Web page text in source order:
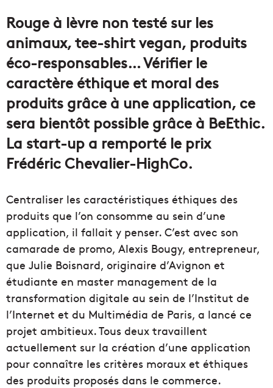
Rouge à lèvre non testé sur les
animaux, tee-shirt vegan, produits
éco-responsables… Vérifier le
caractère éthique et moral des
produits grâce à une application, ce
sera bientôt possible grâce à BeEthic.
La start-up a remporté le prix
Frédéric Chevalier-HighCo.
Centraliser les caractéristiques éthiques des
produits que l’on consomme au sein d’une
application, il fallait y penser. C’est avec son
camarade de promo, Alexis Bougy, entrepreneur,
que Julie Boisnard, originaire d’Avignon et
étudiante en master management de la
transformation digitale au sein de l’Institut de
l’Internet et du Multimédia de Paris, a lancé ce
projet ambitieux. Tous deux travaillent
actuellement sur la création d’une application
pour connaître les critères moraux et éthiques
des produits proposés dans le commerce.